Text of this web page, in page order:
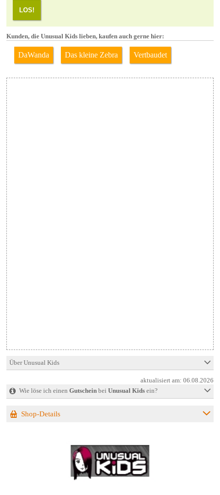
LOS!
Kunden, die Unusual Kids lieben, kaufen auch gerne hier:
DaWanda Das kleine Zebra Vertbaudet
Über Unusual Kids
aktualisiert am:06.08.2026
Wie löse ich einen Gutscheinbei Unusual Kidsein?
Shop-Details